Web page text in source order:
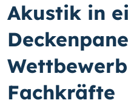
Akustik in
Fachkräfte